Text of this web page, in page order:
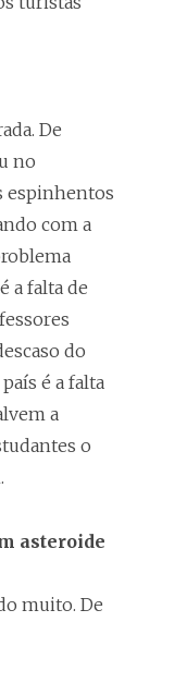
De
no
espinhentos
com a
a falta de
do
é a falta
a
o
asteroide
muito. De